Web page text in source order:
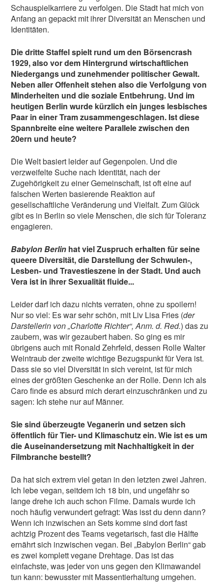
Schauspielkarriere zu verfolgen. Die Stadt hat mich von
Anfang an gepackt mit ihrer Diversität an Menschen und
Identitäten.
Die dritte Staffel spielt rund um den Börsencrash
1929, also vor dem Hintergrund wirtschaftlichen
Niedergangs und zunehmender politischer Gewalt.
Neben aller Offenheit stehen also die Verfolgung von
Minderheiten und die soziale Entbehrung. Und im
heutigen Berlin wurde kürzlich ein junges lesbisches
Paar in einer Tram zusammengeschlagen. Ist diese
Spannbreite eine weitere Parallele zwischen den
20ern und heute?
Die Welt basiert leider auf Gegenpolen. Und die
verzweifelte Suche nach Identität, nach der
Zugehörigkeit zu einer Gemeinschaft, ist oft eine auf
falschen Werten basierende Reaktion auf
gesellschaftliche Veränderung und Vielfalt. Zum Glück
gibt es in Berlin so viele Menschen, die sich für Toleranz
engagieren.
Babylon Berlin hat viel Zuspruch erhalten für seine
queere Diversität, die Darstellung der Schwulen-,
Lesben- und Travestieszene in der Stadt. Und auch
Vera ist in ihrer Sexualität fluide...
Leider darf ich dazu nichts verraten, ohne zu spoilern!
Nur so viel: Es war sehr schön, mit Liv Lisa Fries (der
Darstellerin von „Charlotte Richter“, Anm. d. Red.) das zu
zaubern, was wir gezaubert haben. So ging es mir
übrigens auch mit Ronald Zehrfeld, dessen Rolle Walter
Weintraub der zweite wichtige Bezugspunkt für Vera ist.
Dass sie so viel Diversität in sich vereint, ist für mich
eines der größten Geschenke an der Rolle. Denn ich als
Caro finde es absurd mich derart einzuschränken und zu
sagen: Ich stehe nur auf Männer.
Sie sind überzeugte Veganerin und setzen sich
öffentlich für Tier- und Klimaschutz ein. Wie ist es um
die Auseinandersetzung mit Nachhaltigkeit in der
Filmbranche bestellt?
Da hat sich extrem viel getan in den letzten zwei Jahren.
Ich lebe vegan, seitdem ich 18 bin, und ungefähr so
lange drehe ich auch schon Filme. Damals wurde ich
noch häufig verwundert gefragt: Was isst du denn dann?
Wenn ich inzwischen an Sets komme sind dort fast
achtzig Prozent des Teams vegetarisch, fast die Hälfte
ernährt sich inzwischen vegan. Bei „Babylon Berlin“ gab
es zwei komplett vegane Drehtage. Das ist das
einfachste, was jeder von uns gegen den Klimawandel
tun kann: bewusster mit Massentierhaltung umgehen.